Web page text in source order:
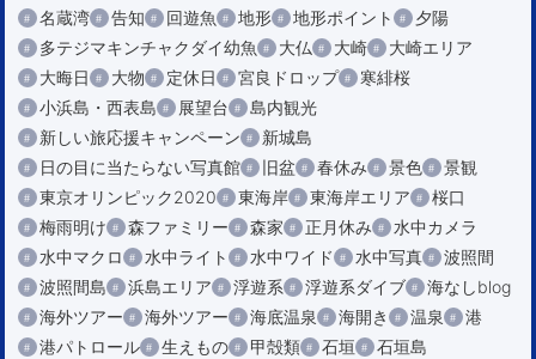
名蔵湾
告知 回遊魚 地形 地形ポイント
夕陽
多テジマキンチャクダイ幼魚
大仏 大崎
大崎エリア
大晦日
大物 定休日 宮良ドロップ
寒緋桜
小浜島・西表島
展望台
島内観光
新しい旅応援キャンペーン
新城島
日の目に当たらない写真館
旧盆 春休み 景色
景観
東京オリンピック2020
東海岸 東海岸エリア
桜口
梅雨明け
森ファミリー 森家 正月休み
水中カメラ
水中マクロ
水中ライト 水中ワイド 水中写真
波照間
波照間島
浜島エリア 浮遊系 浮遊系ダイブ
海なしblog
海外ツアー
海外ツアー 海底温泉 海開き 温泉
港
港パトロール
生えもの 甲殻類 石垣
石垣島